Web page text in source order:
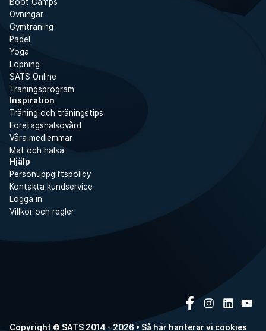
Övningar
Gymträning
Padel
Yoga
Löpning
SATS Online
Träningsprogram
Inspiration
Träning och träningstips
Företagshälsovård
Våra medlemmar
Mat och hälsa
Hjälp
Personuppgiftspolicy
Kontakta kundservice
Logga in
Villkor och regler
Copyright © SATS 2014 - 2026 • Så här hanterar vi cookies